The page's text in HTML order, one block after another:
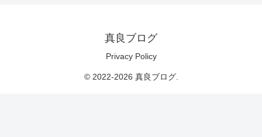
真良ブログ
Privacy Policy
© 2022-2026 真良ブログ.